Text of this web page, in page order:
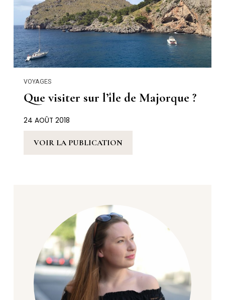
VOYAGES
Que visiter sur l’île de Majorque ?
24 AOÛT 2018
VOIR LA PUBLICATION